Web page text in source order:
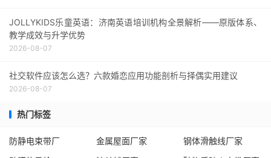
JOLLYKIDS乐童英语：济南英语培训机构全景解析——原版体系、
教学成效与升学优势
2026-08-07
社交软件应该怎么选？六款婚恋应用功能剖析与择偶实用建议
2026-08-07
热门标签
防静电束带厂 金属屋面厂家
钢体滑触线厂家